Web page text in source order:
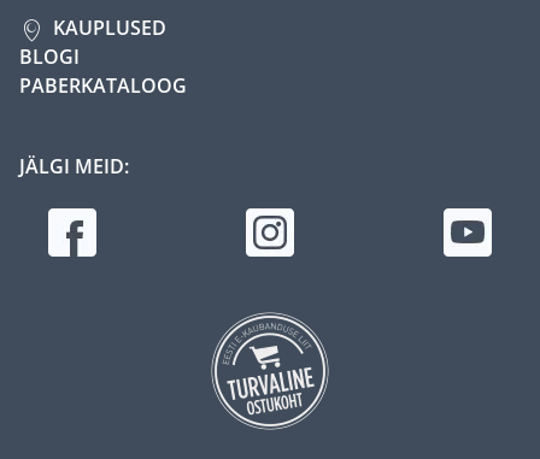
KAUPLUSED
BLOGI
PABERKATALOOG
JÄLGI MEID: